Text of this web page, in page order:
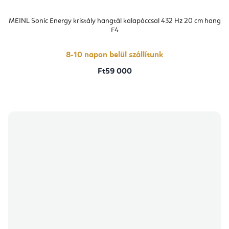
MEINL Sonic Energy kristály hangtál kalapáccsal 432 Hz 20 cm hang
F4
8-10 napon belül szállítunk
Ft59 000